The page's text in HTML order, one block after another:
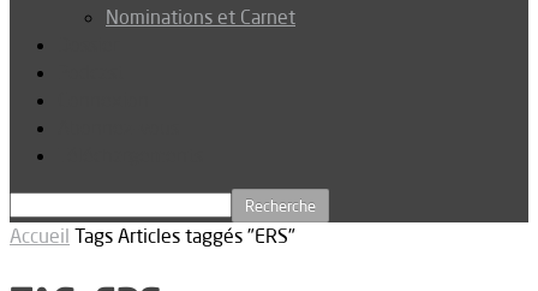
Nominations et Carnet
Accueil Tags Articles taggés "ERS"